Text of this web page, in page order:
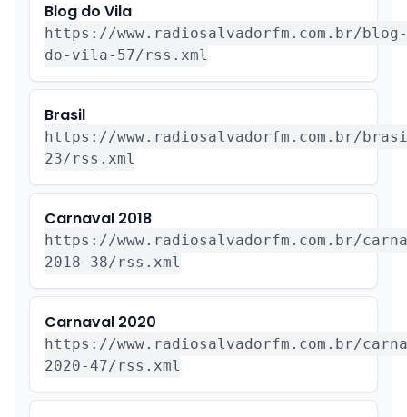
Blog do Vila
https://www.radiosalvadorfm.com.br/blog-
do-vila-57/rss.xml
Brasil
https://www.radiosalvadorfm.com.br/
23/rss.xml
Carnaval 2018
https://www.radiosalvadorfm.com.br/
2018-38/rss.xml
Carnaval 2020
https://www.radiosalvadorfm.com.br/
2020-47/rss.xml